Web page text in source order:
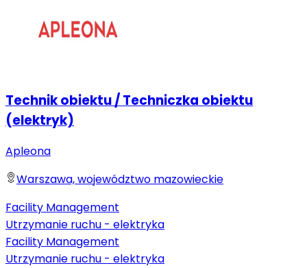
Technik obiektu / Techniczka obiektu
(elektryk)
Apleona
Warszawa, województwo mazowieckie
Facility Management
Utrzymanie ruchu - elektryka
Facility Management
Utrzymanie ruchu - elektryka